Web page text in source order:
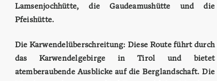
Lamsenjochhütte, die Gaudeamushütte und die
Pfeishütte.
Die Karwendelüberschreitung: Diese Route führt durch
das Karwendelgebirge in Tirol und bietet
atemberaubende Ausblicke auf die Berglandschaft. Die